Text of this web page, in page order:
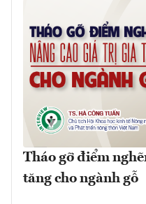
Tháo gỡ điểm
tăng cho ngành gỗ